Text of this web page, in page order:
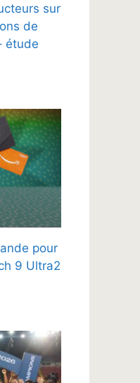
sur
de
étude
pour
9 Ultra2